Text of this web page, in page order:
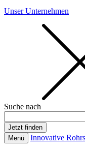
Unser Unternehmen
Suche nach
Menü Innovative